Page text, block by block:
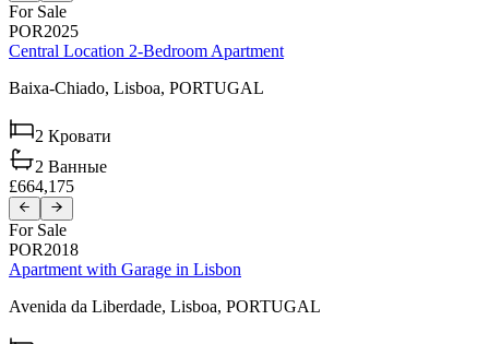
For Sale
POR2025
Central Location 2-Bedroom Apartment
Baixa-Chiado, Lisboa, PORTUGAL
2 Кровати
2 Ванные
£664,175
For Sale
POR2018
Apartment with Garage in Lisbon
Avenida da Liberdade, Lisboa, PORTUGAL